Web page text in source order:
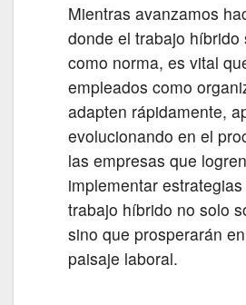
Mientras avanzamos
donde el trabajo híbrido
como norma, es vital
empleados como
adapten rápidamente,
evolucionando en el
las empresas que logren
implementar
trabajo híbrido no solo
sino que prosperarán
paisaje laboral.